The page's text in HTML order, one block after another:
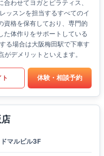
わせてヨガとピラティス、
ッスンを担当するすべてのイ
資格を保有しており、専門的
た体作りをサポートしている
る場合は大阪梅田駅で下車す
デメリットといえます。
ト 体験・相談予約
マルビル3F